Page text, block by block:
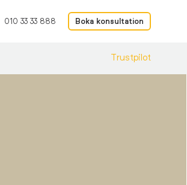
010 33 33 888 Boka konsultation
Trustpilot